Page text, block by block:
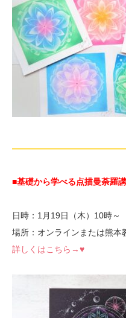
■基礎から学べる点描曼荼羅
日時：1月19日（木）10時～
場所：オンラインまたは熊本
詳しくはこちら→♥